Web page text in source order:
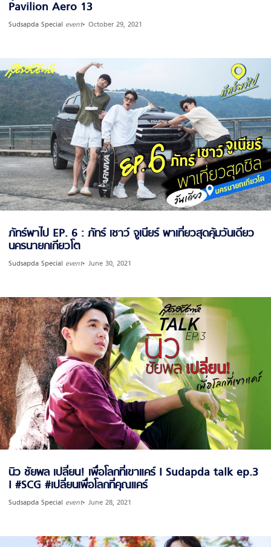
Pavilion Aero 13
Sudsapda Special event October 29, 2021
ภัทร์พาไป EP. 6 : ภัทร์ เชาว์ จูเนียร์ พาเที่ยวสุดคุ้มวันเดียว
นครนายกเกียวโต
Sudsapda Special event June 30, 2021
นิว ชัยพล เปลี่ยน! เพื่อโลกที่เขาแคร์ I Sudapda talk ep.3
I #SCG #เปลี่ยนเพื่อโลกที่คุณแคร์
Sudsapda Special event June 28, 2021